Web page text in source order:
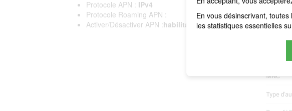
En vous désinscrivant,
les statistiques essentielles
Protocole APN : IPv4
Protocole Roaming APN :
Activer/Désactiver APN :habilitado